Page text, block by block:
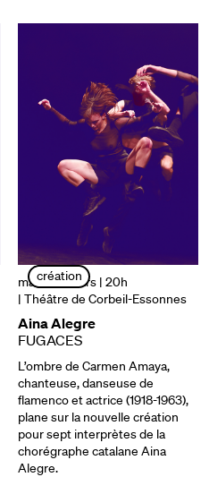
création
mardi 25 mars | 20h
| Théâtre de Corbeil-Essonnes
Aina Alegre
FUGACES
L’ombre de Carmen Amaya,
chanteuse, danseuse de
flamenco et actrice (1918-1963),
plane sur la nouvelle création
pour sept interprètes de la
chorégraphe catalane Aina
Alegre.